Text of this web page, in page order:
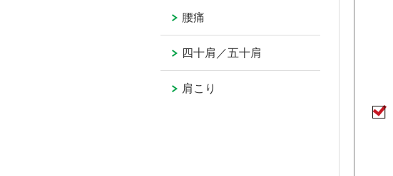
腰痛
四十肩／五十肩
肩こり